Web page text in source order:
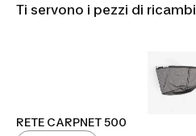
Ti servono i pezzi di
RETE CARPNET 500